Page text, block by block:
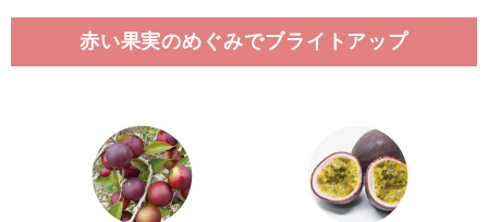
赤い果実のめぐみでブライトアップ